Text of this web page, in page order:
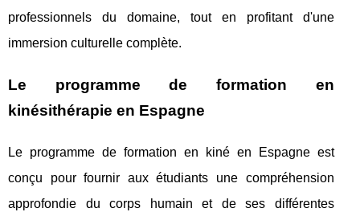
professionnels du domaine, tout en profitant d'une
immersion culturelle complète.
Le programme de formation en
kinésithérapie en Espagne
Le programme de formation en kiné en Espagne est
conçu pour fournir aux étudiants une compréhension
approfondie du corps humain et de ses différentes